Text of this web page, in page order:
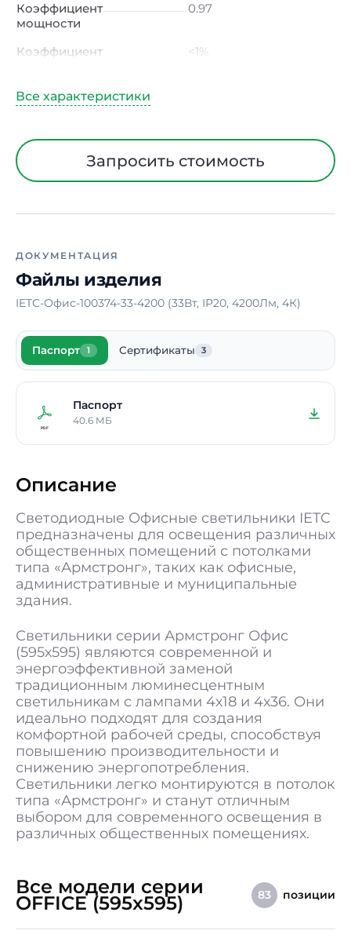
Коэффициент
мощности
0.97
Коэффициент
<1%
Индекс цветопередачи
Тип кривой силы света
Д (косинусная)
Угол рассеивания
120ᵒ
Материал корпуса
питания
Время работы в
аварийном режиме
Способ монтажа
Накладной /
Длина
Высота / Глубина
Масса
2,5 кг
В реестре
Минпромторга
Да
Гарантия 5 лет
Запросить стоимость
ДОКУМЕНТАЦИЯ
Файлы изделия
IETC-Офис-100374-33-4200 (33Вт, IP20, 4200Лм, 4К)
Паспорт 1 Сертификаты 3
Паспорт
40.6 МБ
Описание
Светодиодные Офисные светильники IETC
предназначены для освещения различных
общественных помещений с потолками
типа «Армстронг», таких как офисные,
административные и муниципальные
здания.
Светильники серии Армстронг Офис
(595х595) являются современной и
энергоэффективной заменой
традиционным люминесцентным
светильникам с лампами 4х18 и 4х36. Они
идеально подходят для создания
комфортной рабочей среды, способствуя
повышению производительности и
снижению энергопотребления.
Светильники легко монтируются в потолок
типа «Армстронг» и станут отличным
выбором для современного освещения в
различных общественных помещениях.
Все модели серии
OFFICE (595x595) 83 позиции